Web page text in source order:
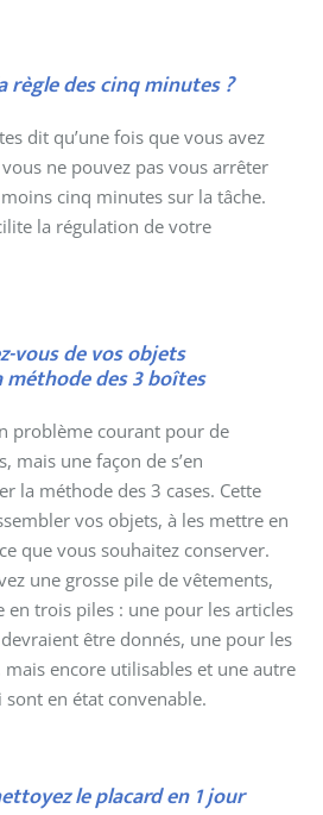
règle des cinq minutes ?
dit qu’une fois que vous avez
ne pouvez pas vous arrêter
cinq minutes sur la tâche.
la régulation de votre
vous de vos objets
des 3 boîtes
problème courant pour de
mais une façon de s’en
la méthode des 3 cases. Cette
vos objets, à les mettre en
que vous souhaitez conserver.
une grosse pile de vêtements,
en trois piles : une pour les articles
être donnés, une pour les
encore utilisables et une autre
en état convenable.
le placard en 1 jour